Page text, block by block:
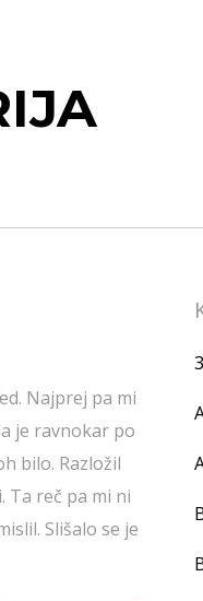
Najprej pa mi
je ravnokar po
bilo. Razložil
Ta reč pa mi ni
Slišalo se je